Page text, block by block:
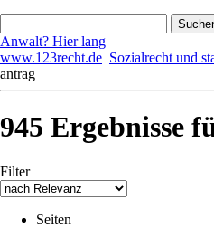
Anwalt? Hier lang
www.123recht.de Sozialrecht und
antrag
945 Ergebnisse
Filter
Seiten